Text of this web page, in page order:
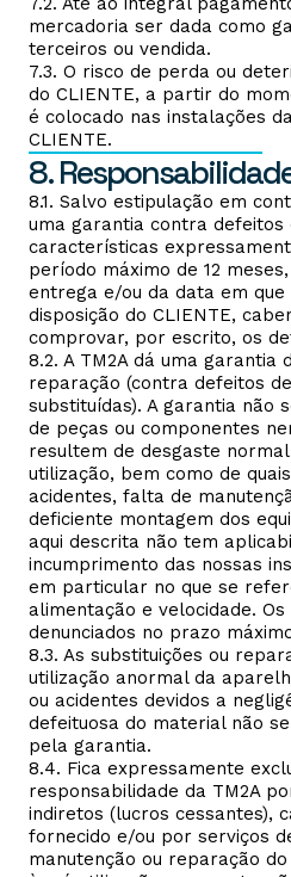
mercadoria ser dada como
terceiros ou vendida.
7.3. O risco de perda ou
do CLIENTE, a partir do
é colocado nas instalações
CLIENTE.
8.
8.1. Salvo estipulação em
uma garantia contra
características
período máximo de 12
entrega e/ou da data em
disposição do CLIENTE,
comprovar, por escrito, os
8.2. A TM2A dá uma garantia
reparação (contra defeitos
substituídas). A garantia não
de peças ou componentes
resultem de desgaste
utilização, bem como de
acidentes, falta de
deficiente montagem dos
aqui descrita não tem
incumprimento das nossas
em particular no que se
alimentação e velocidade.
denunciados no prazo
8.3. As substituições ou
utilização anormal da
ou acidentes devidos a
defeituosa do material não
pela garantia.
8.4. Fica expressamente
responsabilidade da TM2A
indiretos (lucros cessantes),
fornecido e/ou por serviços
manutenção ou reparação